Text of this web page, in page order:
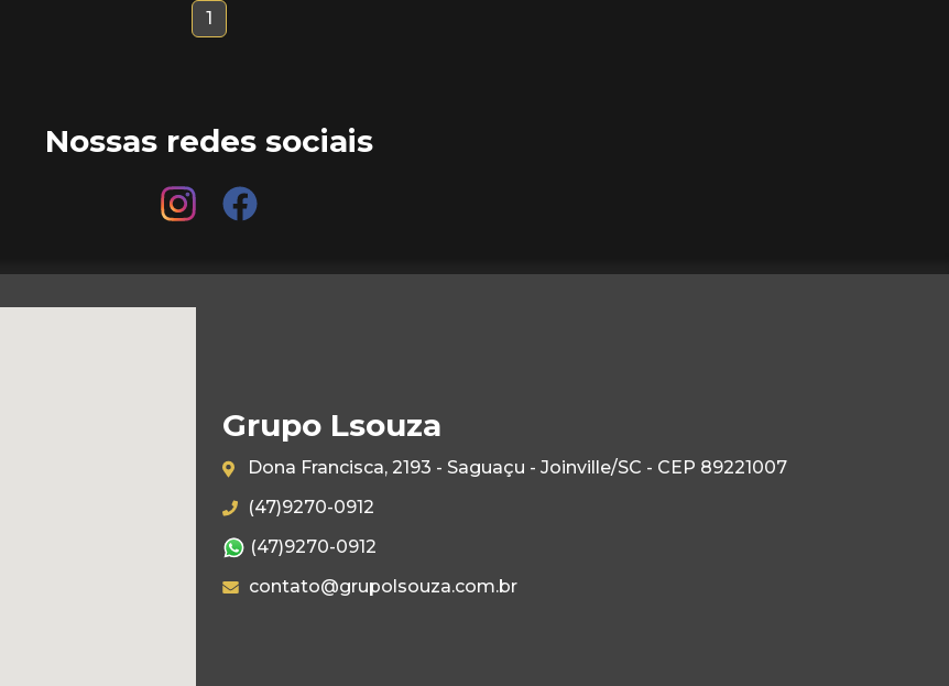
1
Nossas redes sociais
Grupo Lsouza
Dona Francisca, 2193 - Saguaçu - Joinville/SC - CEP 89221007
(47)9270-0912
(47)9270-0912
contato@grupolsouza.com.br